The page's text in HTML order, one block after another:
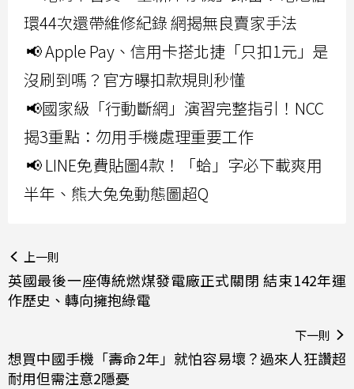
環44次還帶維修紀錄 網揭無良賣家手法
📢 Apple Pay、信用卡搭北捷「只扣1元」是
沒刷到嗎？官方曝扣款規則秒懂
📢國家級「行動斷網」演習完整指引！NCC
揭3重點：勿用手機處理重要工作
📢 LINE免費貼圖4款！「蛤」字必下載爽用
半年、熊大兔兔動態圖超Q
上一則
英國最後一座傳統燃煤發電廠正式關閉 結束142年運
作歷史、轉向擁抱綠電
下一則
想買中國手機「壽命2年」就怕容易壞？過來人狂讚超
耐用但需注意2隱憂